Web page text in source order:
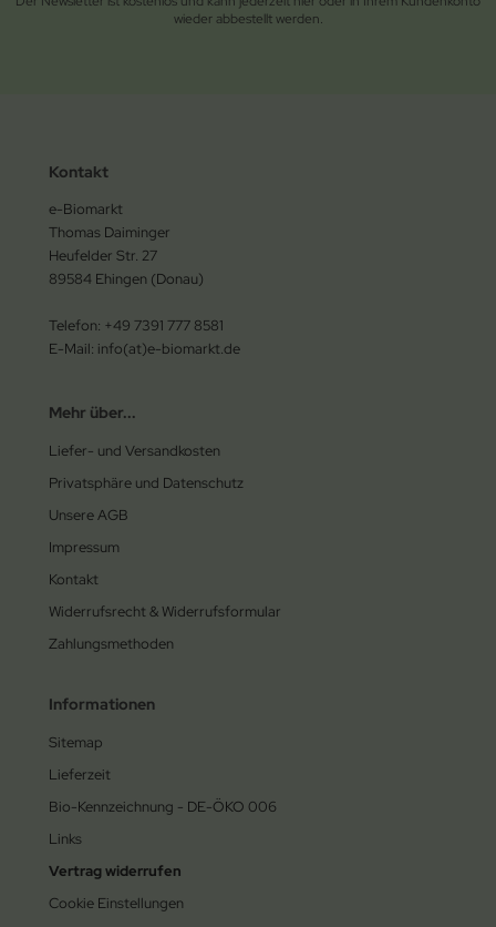
wieder abbestellt werden.
Kontakt
e-Biomarkt
Thomas Daiminger
Heufelder Str. 27
89584 Ehingen (Donau)
Telefon: +49 7391 777 8581
E-Mail: info(at)e-biomarkt.de
Mehr über...
Liefer- und Versandkosten
Privatsphäre und Datenschutz
Unsere AGB
Impressum
Kontakt
Widerrufsrecht & Widerrufsformular
Zahlungsmethoden
Informationen
Sitemap
Lieferzeit
Bio-Kennzeichnung - DE-ÖKO 006
Links
Vertrag widerrufen
Cookie Einstellungen